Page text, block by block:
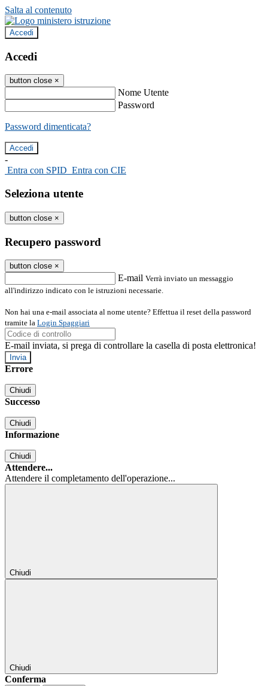
Salta al contenuto
Accedi
Accedi
button close ×
Nome Utente
Password
Password dimenticata?
-
Entra con SPID Entra con CIE
Seleziona utente
button close ×
Recupero password
button close ×
E-mail Verrà inviato un messaggio
all'indirizzo indicato con le istruzioni necessarie.
Non hai una e-mail associata al nome utente? Effettua il reset della password
tramite la Login Spaggiari
E-mail inviata, si prega di controllare la casella di posta elettronica!
Errore
Chiudi
Successo
Chiudi
Informazione
Chiudi
Attendere...
Attendere il completamento dell'operazione...
Chiudi
Chiudi
Conferma